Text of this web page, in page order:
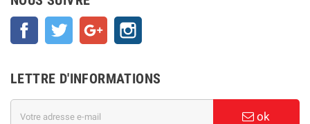
Facebook Twitter Google+
LETTRE D'INFORMATIONS
ok